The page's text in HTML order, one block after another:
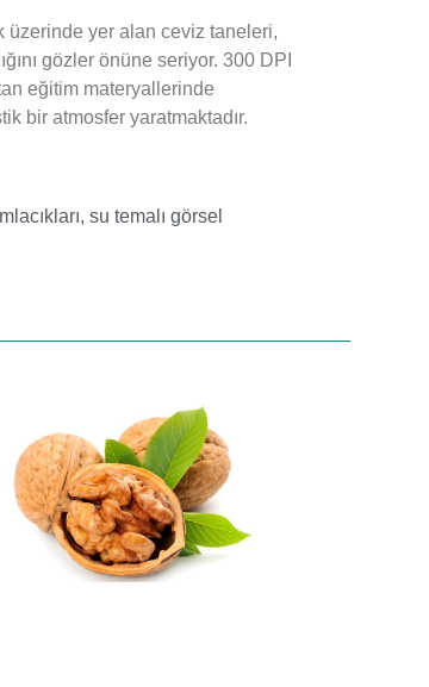
üzerinde yer alan ceviz taneleri,
gözler önüne seriyor. 300 DPI
eğitim materyallerinde
bir atmosfer yaratmaktadır.
, su temalı görsel